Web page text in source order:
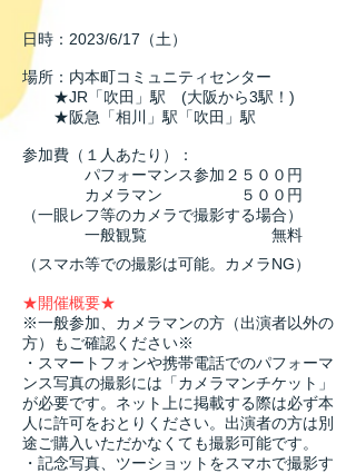
日時：2023/6/17（土）
場所：内本町コミュニティセンター
★JR「吹田」駅 (大阪から3駅！)
★阪急「相川」駅「吹田」駅
参加費（１人あたり）：
パフォーマンス参加２５００円
カメラマン ５００円
（一眼レフ等のカメラで撮影する場合）
一般観覧 無料​
（スマホ等での撮影は可能。カメラNG）
★開催概要★
※一般参加、カメラマンの方（出演者以外の
方）もご確認ください※
・スマートフォンや携帯電話でのパフォーマ
ンス写真の撮影には「カメラマンチケット」
が必要です。ネット上に掲載する際は必ず本
人に許可をおとりください。出演者の方は別
途ご購入いただかなくても撮影可能です。
・記念写真、ツーショットをスマホで撮影す